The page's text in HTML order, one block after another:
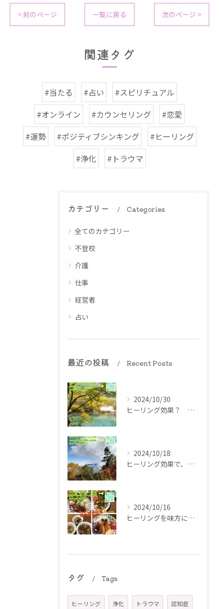
< 前のページ 一覧に戻る 次のページ >
関連タグ
#当たる #占い
#スピリチュアル
#オンライン
#カウンセリング
#恋愛
#運勢
#ポジティブシンキング
#ヒーリング
#浄化
#トラウマ
カテゴリー Categories
全てのカテゴリー
不登校
介護
仕事
経営者
占い
最近の投稿 Recent Posts
2024/10/30
ヒーリング効果？ シンプルに生活、幸運を引き寄せる！
2024/10/18
ヒーリング効果で、幸運を引き寄せる👍
2024/10/16
ヒーリングを味方につけて、健康管理
タグ Tags
ヒーリング 浄化 トラウマ 認知症